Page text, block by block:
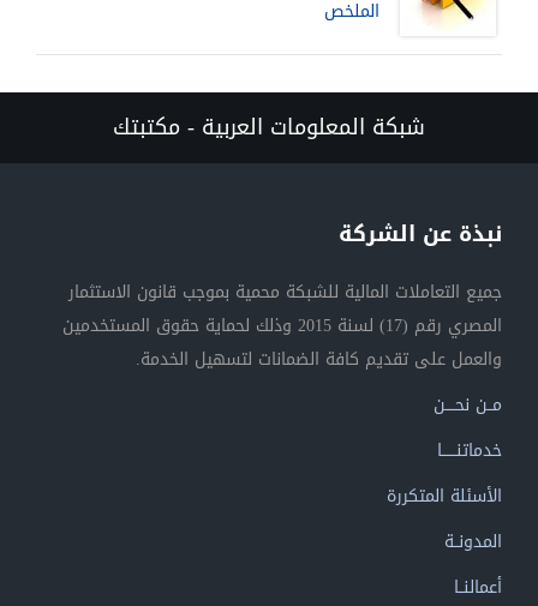
الملخص
شبكة المعلومات العربية - مكتبتك
نبذة عن الشركة
جميع التعاملات المالية للشبكة محمية بموجب قانون الاستثمار
المصري رقم (17) لسنة 2015 وذلك لحماية حقوق المستخدمين
والعمل على تقديم كافة الضمانات لتسهيل الخدمة.
مــن نحــــن
خدماتنــــــا
الأسئلة المتكررة
المدونــة
أعمالنــا